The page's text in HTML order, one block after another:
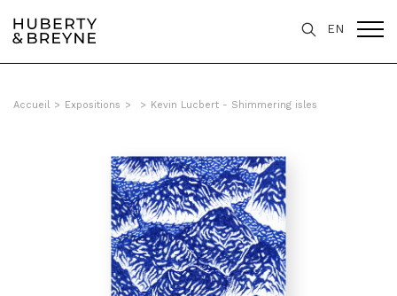
EN
Accueil > Expositions > > Kevin Lucbert - Shimmering isles